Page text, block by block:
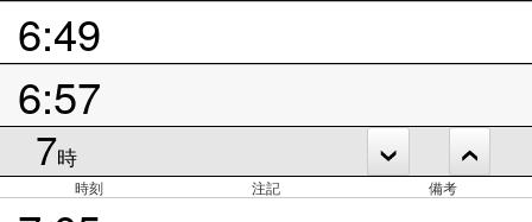
6:49
6:57
7時
時刻 注記 備考